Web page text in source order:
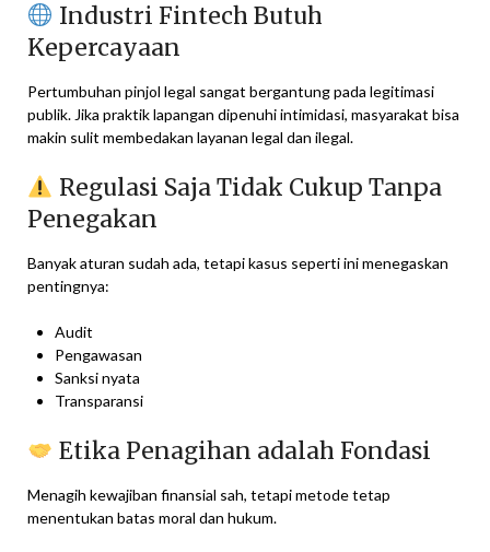
Industri Fintech Butuh
Kepercayaan
Pertumbuhan pinjol legal sangat bergantung pada legitimasi
publik. Jika praktik lapangan dipenuhi intimidasi, masyarakat bisa
makin sulit membedakan layanan legal dan ilegal.
Regulasi Saja Tidak Cukup Tanpa
Penegakan
Banyak aturan sudah ada, tetapi kasus seperti ini menegaskan
pentingnya:
Audit
Pengawasan
Sanksi nyata
Transparansi
Etika Penagihan adalah Fondasi
Menagih kewajiban finansial sah, tetapi metode tetap
menentukan batas moral dan hukum.